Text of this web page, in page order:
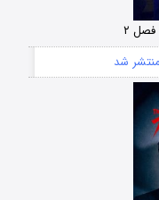
۲
منتشر شد